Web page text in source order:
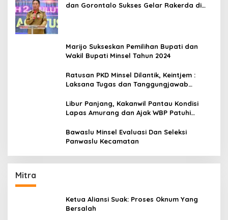
dan Gorontalo Sukses Gelar Rakerda di
Marijo Sukseskan Pemilihan Bupati dan
Wakil Bupati Minsel Tahun 2024
Ratusan PKD Minsel Dilantik, Keintjem :
Laksana Tugas dan Tanggungjawab
Libur Panjang, Kakanwil Pantau Kondisi
Lapas Amurang dan Ajak WBP Patuhi
Bawaslu Minsel Evaluasi Dan Seleksi
Panwaslu Kecamatan
Mitra
Ketua Aliansi Suak: Proses Oknum Yang
Bersalah